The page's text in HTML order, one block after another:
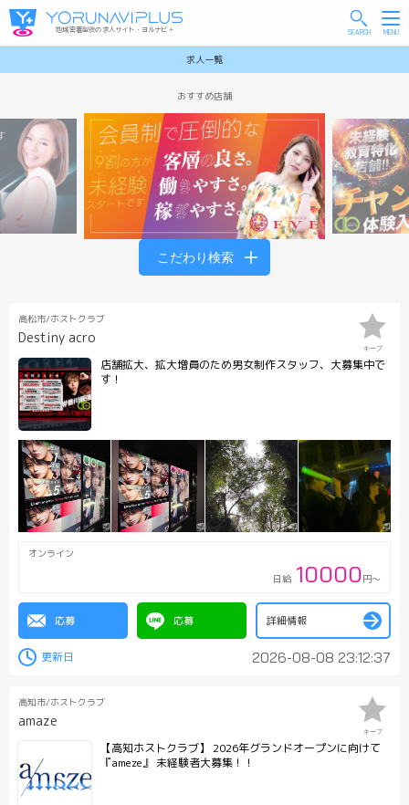
求人一覧
地域密着型夜の求人サイト・ヨルナビ＋
こだわり検索
高松市/ホストクラブ
Destiny acro
キープ
店舗拡大、拡大増員のため男女制作スタッフ、大募集中で
す！
オンライン
日給 10000 円～
応募 応募 詳細情報
2026-08-08 23:12:37
高知市/ホストクラブ
amaze
キープ
【高知ホストクラブ】 2026年グランドオープンに向けて
『ameze』 未経験者大募集！！